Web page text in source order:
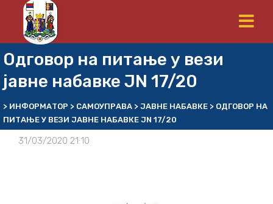
Одговор на питање у вези
јавне набавке JN 17/20
> ИНФОРМАТОР > САМОУПРАВА > ЈАВНЕ НАБАВКЕ > ОДГОВОР НА
ПИТАЊЕ У ВЕЗИ ЈАВНЕ НАБАВКЕ JN 17/20
31/03/2020 21:10